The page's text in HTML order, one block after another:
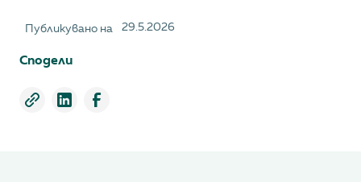
Публикувано на 29.5.2026
Сподели